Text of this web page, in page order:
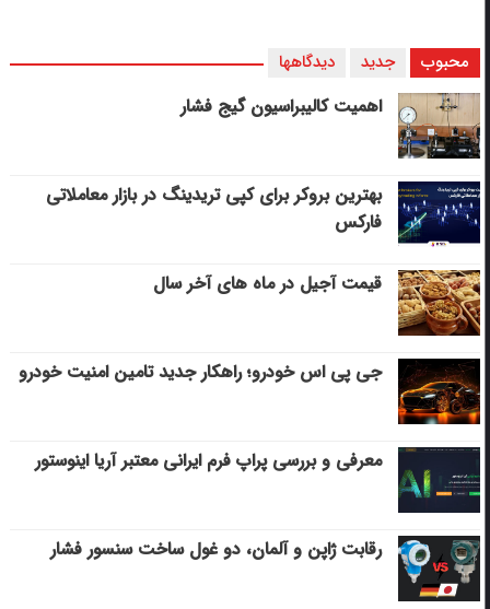
محبوب جدید دیدگاهها
اهمیت کالیبراسیون گیج فشار
بهترین بروکر برای کپی‌ تریدینگ در بازار معاملاتی
فارکس
قیمت آجیل در ماه های آخر سال
جی پی اس خودرو؛ راهکار جدید تامین امنیت خودرو
معرفی و بررسی پراپ فرم ایرانی معتبر آریا اینوستور
رقابت ژاپن و آلمان، دو غول ساخت سنسور فشار